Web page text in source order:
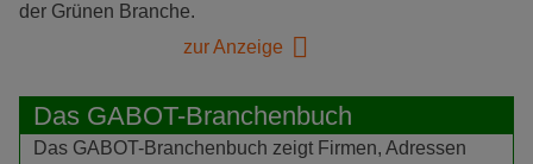
der Grünen Branche.
zur Anzeige
Das GABOT-Branchenbuch
Das GABOT-Branchenbuch zeigt Firmen, Adressen